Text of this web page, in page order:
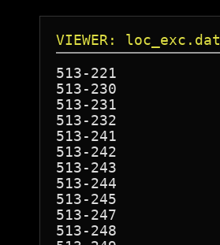
VIEWER: loc_exc.dat
513-221
513-230
513-231
513-232
513-241
513-242
513-243
513-244
513-245
513-247
513-248